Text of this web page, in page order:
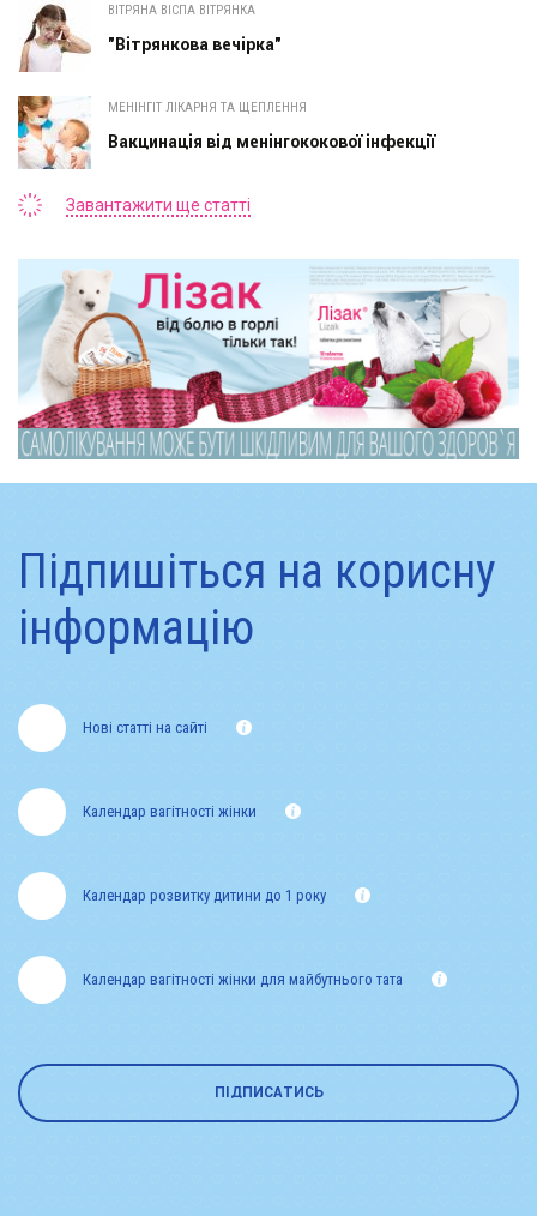
ВІТРЯНА ВІСПА ВІТРЯНКА
"Вітрянкова вечірка"
МЕНІНГІТ ЛІКАРНЯ ТА ЩЕПЛЕННЯ
Вакцинація від менінгококової інфекції
Завантажити ще статті
Підпишіться на корисну
інформацію
Нові статті на сайті
Календар розвитку дитини до 1 року
Календар вагітності жінки
Календар вагітності жінки для майбутнього тата
ПІДПИСАТИСЬ